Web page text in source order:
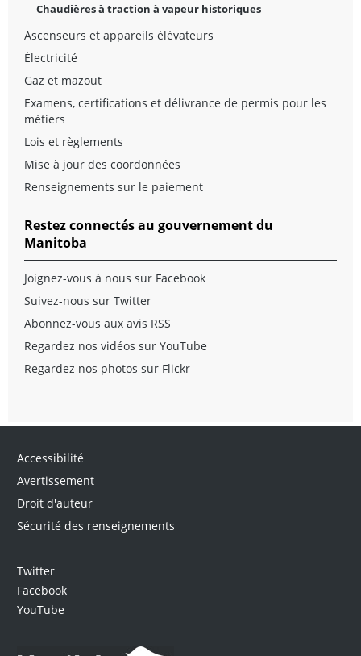
Chaudières à traction à vapeur historiques
Ascenseurs et appareils élévateurs
Électricité
Gaz et mazout
Examens, certifications et délivrance de permis pour les
métiers
Lois et règlements
Mise à jour des coordonnées
Renseignements sur le paiement
Restez connectés au gouvernement du
Manitoba
Joignez-vous à nous sur Facebook
Suivez-nous sur Twitter
Abonnez-vous aux avis RSS
Regardez nos vidéos sur YouTube
Regardez nos photos sur Flickr
Accessibilité
Avertissement
Droit d'auteur
Sécurité des renseignements
Twitter
Facebook
YouTube